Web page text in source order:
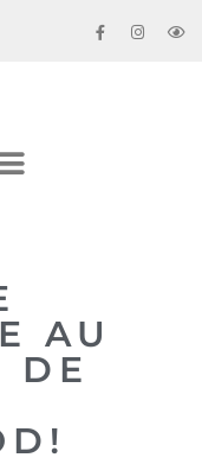
AU
DE